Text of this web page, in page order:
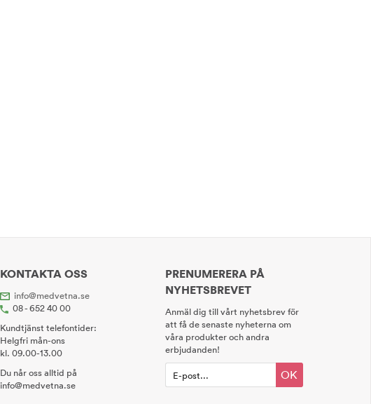
KONTAKTA OSS
info@medvetna.se
08 - 652 40 00
Kundtjänst telefontider:
Helgfri mån-ons
kl. 09.00-13.00
Du når oss alltid på
info@medvetna.se
PRENUMERERA PÅ
NYHETSBREVET
Anmäl dig till vårt nyhetsbrev för
att få de senaste nyheterna om
våra produkter och andra
erbjudanden!
OK